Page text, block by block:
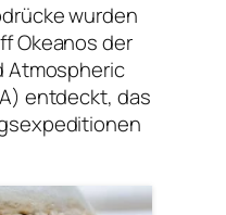
wurden
Okeanos der
Atmospheric
entdeckt, das